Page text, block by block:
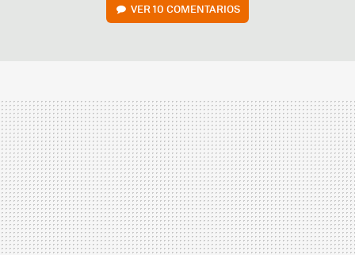
VER10 COMENTARIOS